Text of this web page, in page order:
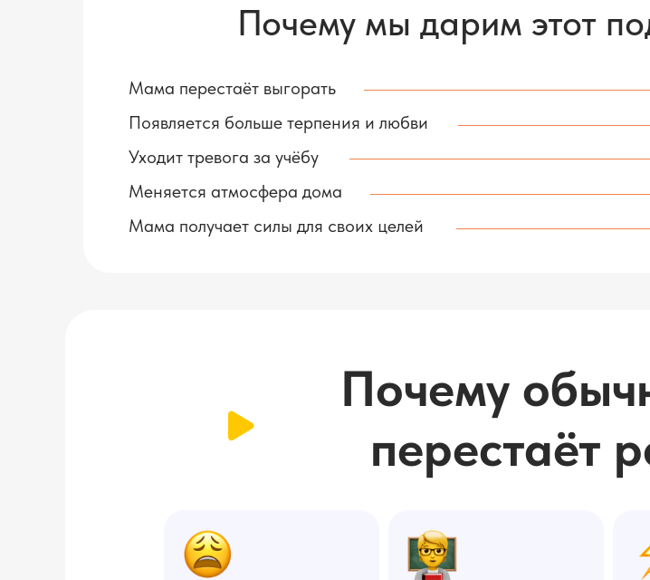
Почему мы дарим этот
Мама получает силы для своих целей
Меняется атмосфера дома
Уходит тревога за учёбу
Появляется больше терпения и любви
Мама перестаёт выгорать
Почему
перестаёт